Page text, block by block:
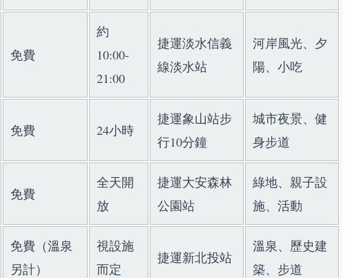
免費
約
10:00-
21:00
捷運淡水信義
線淡水站
河岸風光、夕
陽、小吃
免費 24小時
捷運象山站步
行10分鐘
城市夜景、健
身步道
免費
全天開
放
捷運大安森林
公園站
綠地、親子設
施、活動
免費（溫泉
另計）
視設施
而定
捷運新北投站
溫泉、歷史建
築、步道